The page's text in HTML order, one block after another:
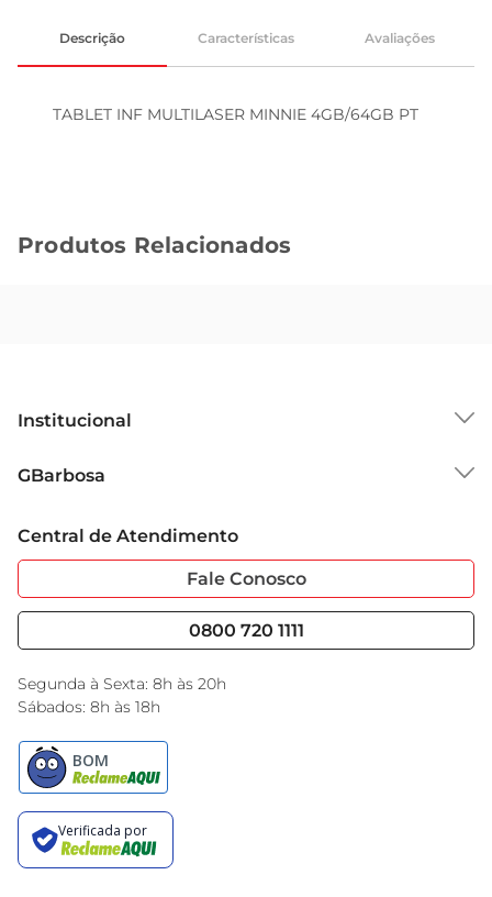
Descrição Características Avaliações
TABLET INF MULTILASER MINNIE 4GB/64GB PT
Produtos Relacionados
Institucional
Grupo Cencosud
Sobre Privacidade
Portal do Fornecedo
Nossas Lojas
GBarbosa
Garantia Estendida
Serviços
Black Friday
Encarte do Dia
Central de Atendimento
Fale Conosco
0800 720 1111
Segunda à Sexta: 8h às 20h
Sábados: 8h às 18h